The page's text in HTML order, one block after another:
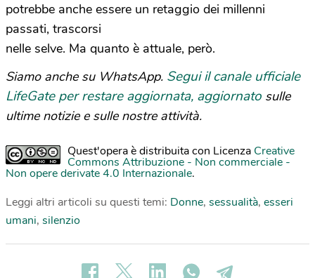
potrebbe anche essere un retaggio dei millenni
passati, trascorsi
nelle selve. Ma quanto è attuale, però.
Siamo anche su WhatsApp. Segui il canale ufficiale
LifeGate per restare aggiornata, aggiornato sulle
ultime notizie e sulle nostre attività.
Quest'opera è distribuita con Licenza Creative
Commons Attribuzione - Non commerciale -
Non opere derivate 4.0 Internazionale.
Leggi altri articoli su questi temi: Donne, sessualità, esseri
umani, silenzio